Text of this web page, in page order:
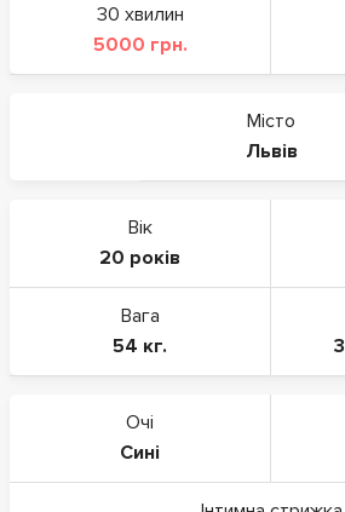
30 хвилин
5000 грн.
Місто
Львів
Вік
20 років
Вага
54 кг.
3
Очі
Сині